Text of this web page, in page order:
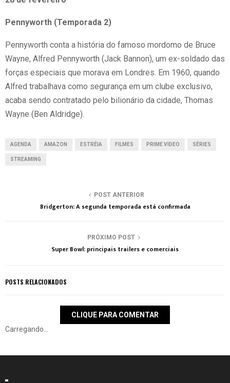
Pennyworth (Temporada 2)
Pennyworth conta a história do famoso mordomo de Bruce
Wayne, Alfred Pennyworth (Jack Bannon), um ex-soldado das
forças especiais que morava em Londres. Em 1960, quando
Alfred trabalhava como segurança em um clube exclusivo,
acaba sendo contratado pelo bilionário da cidade, Thomas
Wayne (Ben Aldridge).
AGENDA AMAZON ESTRÉIA FILMES PRIME VIDEO SÉRIES
STREAMING
POST ANTERIOR
Bridgerton: A segunda temporada está confirmada
PRÓXIMO POST
Super Bowl: principais trailers e comerciais
POSTS RELACIONADOS
CLIQUE PARA COMENTAR
Carregando...